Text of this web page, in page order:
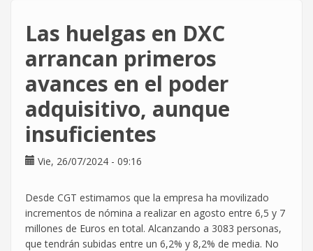
plantilla
DXC
como
Caja
de
Resistencia
Las huelgas en DXC
arrancan primeros
avances en el poder
adquisitivo, aunque
insuficientes
Vie, 26/07/2024 - 09:16
Desde CGT estimamos que la empresa ha movilizado
incrementos de nómina a realizar en agosto entre 6,5 y 7
millones de Euros en total. Alcanzando a 3083 personas,
que tendrán subidas entre un 6,2% y 8,2% de media. No